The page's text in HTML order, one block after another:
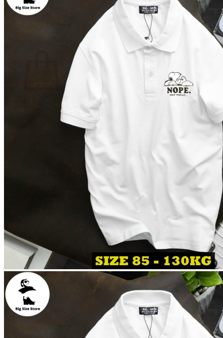
Quay trở lại cửa hàng
Chưa có sản phẩm trong giỏ hàng.
Quay trở lại cửa hàng